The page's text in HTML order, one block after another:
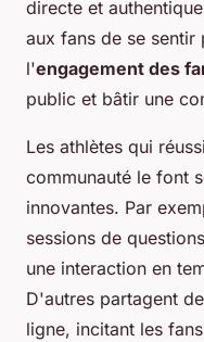
directe et
aux fans de se
l'engagement des
public et bâtir une
Les athlètes qui
communauté le font
innovantes. Par
sessions de
une interaction en
D'autres partagent
ligne, incitant les